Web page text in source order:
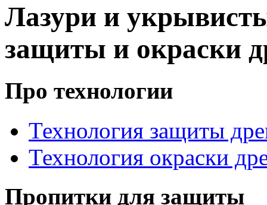
Лазури и
защиты и окраски
Про технологии
Технология защиты
Технология окраски
Пропитки для защиты